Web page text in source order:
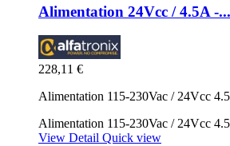
Alimentation 24Vcc / 4.5A -...
228,11 €
Alimentation 115-230Vac / 24Vcc
Alimentation 115-230Vac / 24Vcc
View Detail Quick view